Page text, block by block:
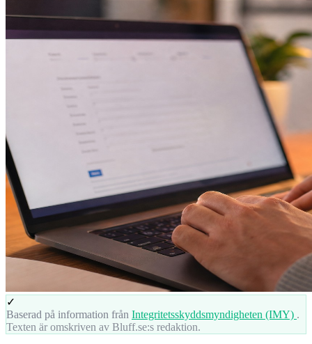
✓
Baserad på information från Integritetsskyddsmyndigheten (IMY) .
Texten är omskriven av Bluff.se:s redaktion.